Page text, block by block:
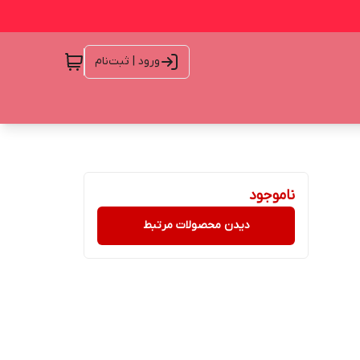
ورود | ثبت‌نام
ناموجود
دیدن محصولات مرتبط